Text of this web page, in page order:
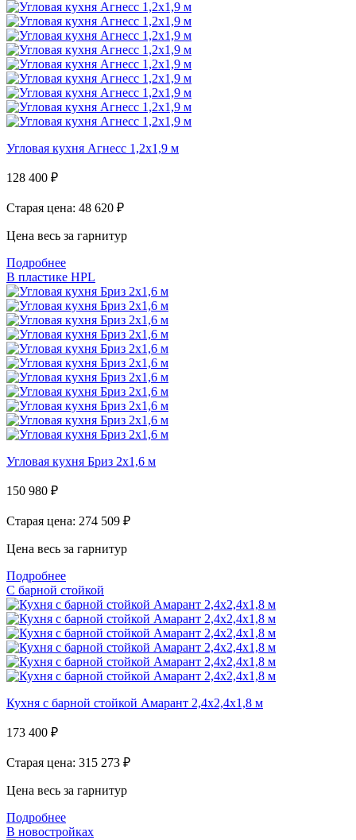
Угловая кухня Агнесс 1,2х1,9 м
128 400 ₽
Старая цена: 48 620 ₽
Цена весь за гарнитур
Подробнее
В пластике HPL
Угловая кухня Бриз 2х1,6 м
150 980 ₽
Старая цена: 274 509 ₽
Цена весь за гарнитур
Подробнее
С барной стойкой
Кухня с барной стойкой Амарант 2,4х2,4х1,8 м
173 400 ₽
Старая цена: 315 273 ₽
Цена весь за гарнитур
Подробнее
В новостройках